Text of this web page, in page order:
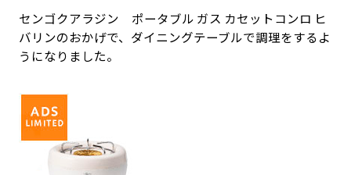
センゴクアラジン ポータブル ガス カセットコンロ ヒ
バリンのおかげで、ダイニングテーブルで調理をするよ
うになりました。